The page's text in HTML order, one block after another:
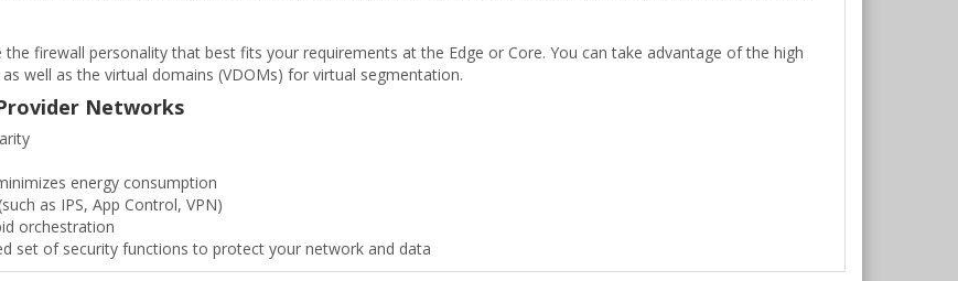
firewall personality that best fits your requirements at the Edge or Core. You can take advantage of the high
well as the virtual domains (VDOMs) for virtual segmentation.
Networks
energy consumption
as IPS, App Control, VPN)
orchestration
set of security functions to protect your network and data